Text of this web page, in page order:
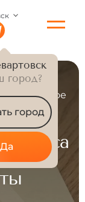
город
Да
сезонное
и